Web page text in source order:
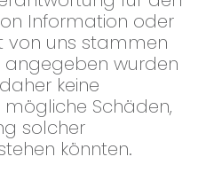
Information oder
von uns stammen
wurden
keine
Schäden,
solcher
könnten.